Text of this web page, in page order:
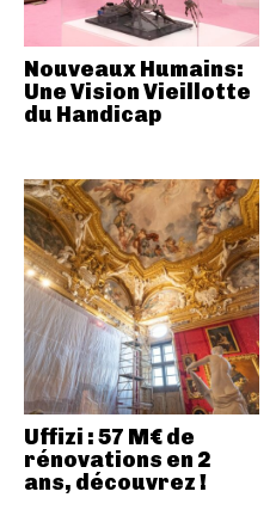
Nouveaux Humains:
Une Vision Vieillotte
du Handicap
Uffizi : 57 M€ de
rénovations en 2
ans, découvrez !